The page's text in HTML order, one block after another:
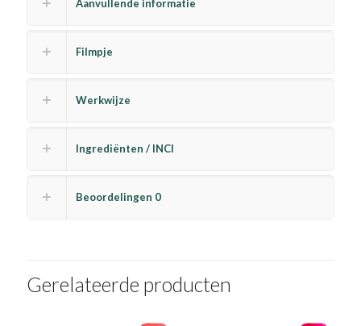
Aanvullende informatie
Filmpje
Werkwijze
Ingrediënten / INCI
Beoordelingen 0
Gerelateerde producten